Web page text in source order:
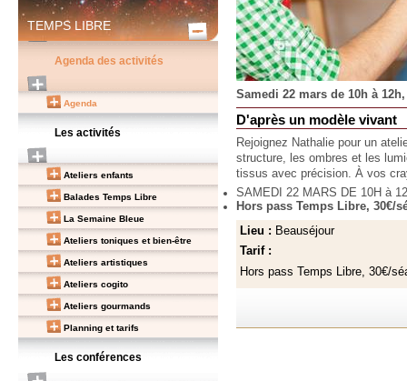
TEMPS LIBRE
Agenda des activités
Agenda
Les activités
Ateliers enfants
Balades Temps Libre
La Semaine Bleue
Ateliers toniques et bien-être
Ateliers artistiques
Ateliers cogito
Ateliers gourmands
Planning et tarifs
Les conférences
Samedi 22 mars de 10h à
D'après un modèle vivant
Rejoignez Nathalie pour un
structure, les ombres et les
tissus avec précision. À vos
SAMEDI 22 MARS DE 10H à
Hors pass Temps Libre, 30€/
Lieu : Beauséjour
Tarif :
Hors pass Temps Libre, 30€/